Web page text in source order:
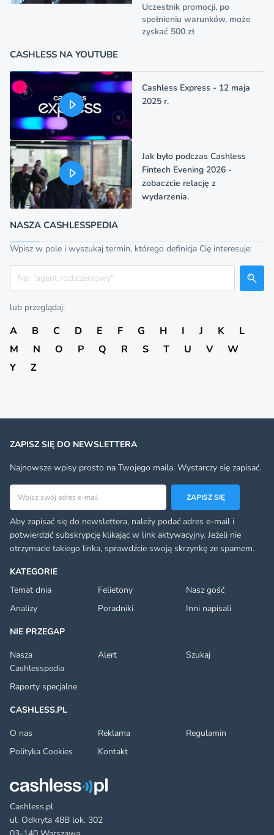
Uczestnik promocji, po
spełnieniu warunków, może
zyskać 500 zł
CASHLESS NA YOUTUBE
Cashless Express - 12 maja
2025 r.
Jak było podczas Cashless
Fintech Evening 2026 -
zobaczcie relację z
wydarzenia.
NASZA CASHLESSPEDIA
Wpisz w pole i wyszukaj termin, którego definicja Cię interesuje:
Szukaj
lub przeglądaj:
A B C D E F G H I J K
L
M
N O P Q R S T U V
W
Y
Z
Cashless.pl
ul. Odkryta 48B lok. 302
KATEGORIE
Temat dnia
Felietony
Nasz gość
Analizy
Poradniki
Inni napisali
NIE PRZEGAP
Nasza
Cashlesspedia
Alert Szukaj
Raporty specjalne
CASHLESS.PL
O nas
Reklama
Regulamin
Polityka Cookies
Kontakt
ZAPISZ SIĘ DO NEWSLETTERA
Najnowsze wpisy prosto na Twojego maila. Wystarczy się zapisać.
Adres email
ZAPISZ SIĘ
Aby zapisać się do newslettera, należy podać adres e-mail i
potwierdzić subskrypcję klikając w link aktywacyjny. Jeżeli nie
otrzymacie takiego linka, sprawdźcie swoją skrzynkę ze spamem.